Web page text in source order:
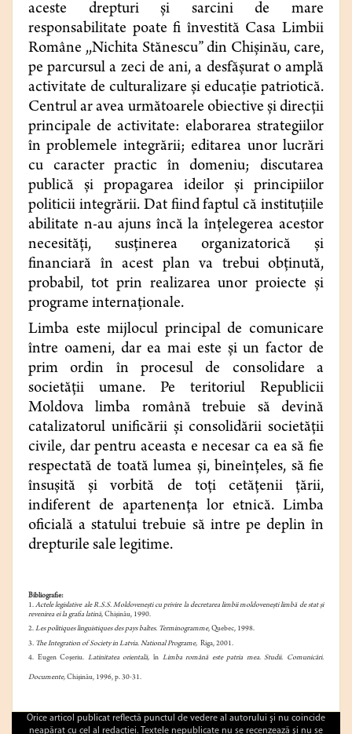
aceste drepturi și sarcini de mare
responsabilitate poate fi învestită Casa Limbii
Române ,,Nichita Stănescu” din Chișinău, care,
pe parcursul a zeci de ani, a desfășurat o amplă
activitate de culturalizare și educație patriotică.
Centrul ar avea următoarele obiective şi direcţii
principale de activitate: elaborarea strategiilor
în problemele integrării; editarea unor lucrări
cu caracter practic în domeniu; discutarea
publică şi propagarea ideilor şi principiilor
politicii integrării. Dat fiind faptul că instituțiile
abilitate n-au ajuns încă la înţelegerea acestor
necesităţi, susţinerea organizatorică şi
financiară în acest plan va trebui obținută,
probabil, tot prin realizarea unor proiecte şi
programe internaţionale.
Limba este mijlocul principal de comunicare
între oameni, dar ea mai este şi un factor de
prim ordin în procesul de consolidare a
societăţii umane. Pe teritoriul Republicii
Moldova limba română trebuie să devină
catalizatorul unificării şi consolidării societăţii
civile, dar pentru aceasta e necesar ca ea să fie
respectată de toată lumea şi, bineînţeles, să fie
însuşită şi vorbită de toţi cetăţenii țării,
indiferent de apartenenţa lor etnică. Limba
oficială a statului trebuie să intre pe deplin în
drepturile sale legitime.
Bibliografie:
1. Actele legislative ale R.S.S. Moldoveneşti cu privire la decretarea limbii moldoveneşti limbă de stat şi
revenirea ei la grafia latină, Chişinău, 1990.
2. Les politiques linguistiques des pays baltes. Terminogramme, Quebec, 1998.
3. The Integration of Society in Latvia. National Programe, Riga, 2001.
4. Eugen Coşeriu. Latinitatea orientală, în Limba română este patria mea. Studii. Comunicări.
Documente, Chişinău, 1996, p. 30-31.
Orice articol publicat reflectă punctul de vedere al autorului şi nu coincide
neapărat cu cel al redacţiei. Textele nepublicate nu se recenzează şi nu se